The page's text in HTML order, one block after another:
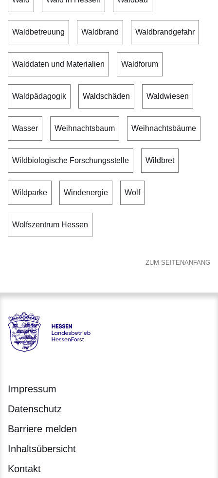
Waldbetreuung Waldbrand Waldbrandgefahr
Walddaten und Materialien Waldforum
Waldpädagogik Waldschäden Waldwiesen
Wasser Weihnachtsbaum Weihnachtsbäume
Wildbiologische Forschungsstelle Wildbret
Wildparke Windenergie Wolf
Wolfszentrum Hessen
ZUM SEITENANFANG
Hessen - Landesbetrieb HessenForst
Impressum
Datenschutz
Barriere melden
Inhaltsübersicht
Kontakt